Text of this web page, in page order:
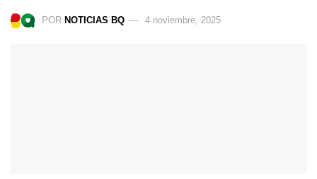
POR NOTICIAS BQ 4 noviembre, 2025